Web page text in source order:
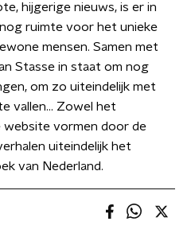
hijgerige nieuws, is er in
ruimte voor het unieke
mensen. Samen met
Stasse in staat om nog
om zo uiteindelijk met
vallen... Zowel het
website vormen door de
uiteindelijk het
van Nederland.